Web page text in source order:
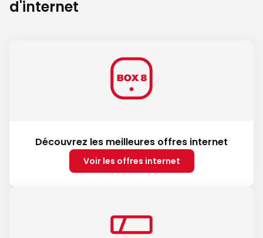
d'internet
Découvrez les meilleures offres internet
Voir les offres internet